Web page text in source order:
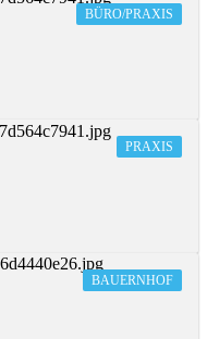
BÜRO/PRAXIS
PRAXIS
BAUERNHOF